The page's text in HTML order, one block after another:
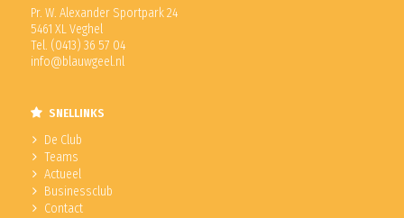
Pr. W. Alexander Sportpark 24
5461 XL Veghel
Tel. (0413) 36 57 04
info@blauwgeel.nl
SNELLINKS
De Club
Teams
Actueel
Businessclub
Contact